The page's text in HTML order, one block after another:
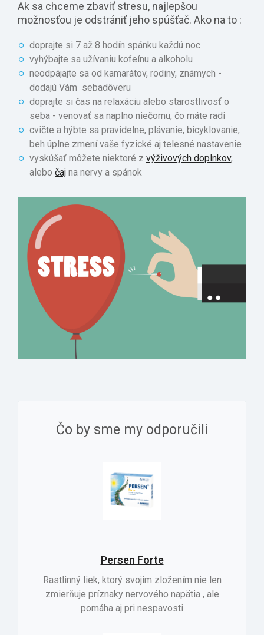
Ak sa chceme zbaviť stresu, najlepšou
možnosťou je odstrániť jeho spúšťač. Ako na to :
doprajte si 7 až 8 hodín spánku každú noc
vyhýbajte sa užívaniu kofeínu a alkoholu
neodpájajte sa od kamarátov, rodiny, známych -
dodajú Vám sebadôveru
doprajte si čas na relaxáciu alebo starostlivosť o
seba - venovať sa naplno niečomu, čo máte radi
cvičte a hýbte sa pravidelne, plávanie, bicyklovanie,
beh úplne zmení vaše fyzické aj telesné nastavenie
vyskúšať môžete niektoré z výživových doplnkov,
alebo čaj na nervy a spánok
Čo by sme my odporučili
Persen Forte
Rastlinný liek, ktorý svojim zložením nie len
zmierňuje príznaky nervového napätia , ale
pomáha aj pri nespavosti